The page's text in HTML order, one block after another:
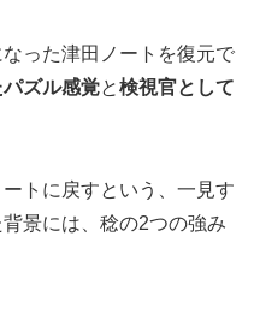
った津田ノートを復元で
ズル感覚と検視官として
トに戻すという、一見す
景には、稔の2つの強み